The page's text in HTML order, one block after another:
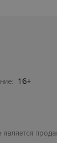
16+
является